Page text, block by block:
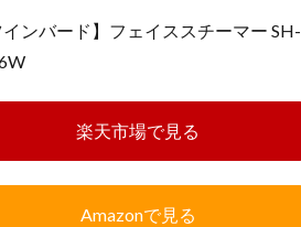
インバード】フェイススチーマー SH-
楽天市場で見る
Amazonで見る